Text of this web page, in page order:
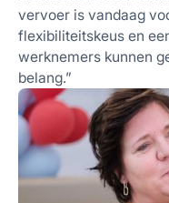
vervoer is vandaag
flexibiliteitskeus en
werknemers kunnen
belang.”